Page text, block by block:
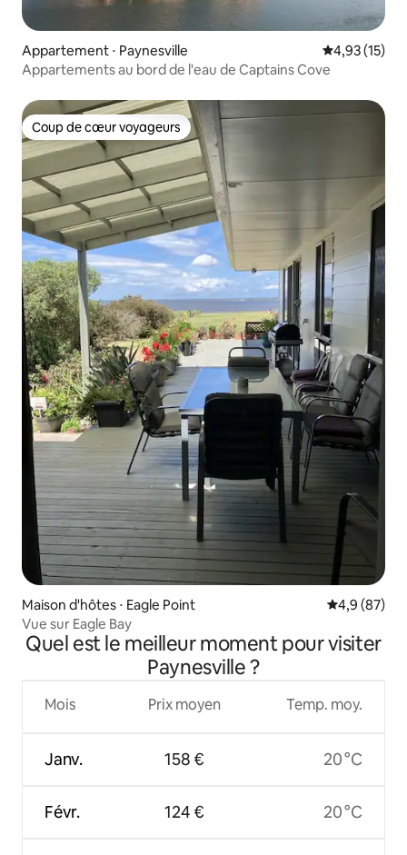
Appartement ⋅ Paynesville Évaluation
4,93 (15)
Appartements au bord de l'eau de Captains Cove
Coup de cœur voyageurs
Coup de cœur voyageurs
Maison d'hôtes ⋅ Eagle Point Évaluation
4,9 (87)
Vue sur Eagle Bay
Quel est le meilleur moment pour visiter
Paynesville ?
Mois
Janv.
Févr.
Prix moyen
158 €
124 €
Temp. moy.
20 °C
20 °C